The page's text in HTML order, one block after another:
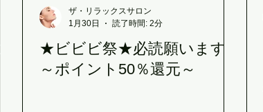
★ビビビ祭★必読願います
～ポイント50％還元～
ザ・リラックスサロン
1月30日
読了時間: 2分